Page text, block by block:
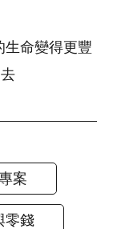
生命變得更豐
案
零錢